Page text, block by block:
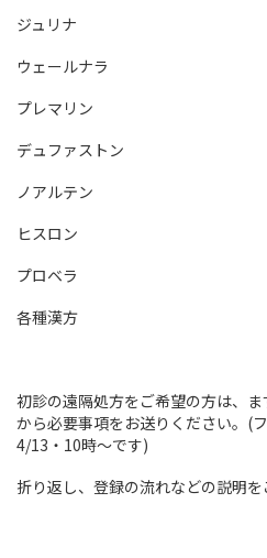
ジュリナ
ウェールナラ
プレマリン
デュファストン
ノアルテン
ヒスロン
プロベラ
各種漢方
初診の遠隔処方をご希望の方は、
から必要事項をお送りください。(
4/13・10時～です)
折り返し、登録の流れなどの説明を